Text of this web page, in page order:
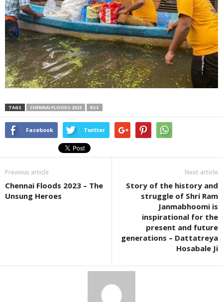
TAGS CHENNAI FLOODS 2023 RSS
Facebook Twitter
Previous article
Chennai Floods 2023 – The
Unsung Heroes
Next article
Story of the history and
struggle of Shri Ram
Janmabhoomi is
inspirational for the
present and future
generations – Dattatreya
Hosabale Ji